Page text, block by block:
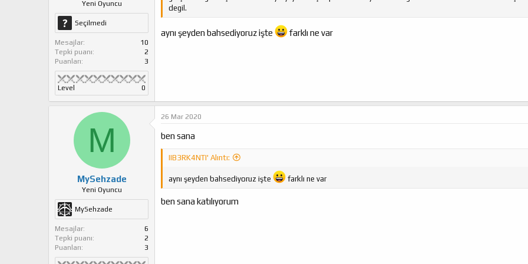
Yeni Oyuncu
Seçilmedi
Mesajlar
10
Tepki puanı
2
Puanları
3
Level 0
degil.
aynı şeyden bahsediyoruz işte farklı ne var
M
MySehzade
Yeni Oyuncu
MySehzade
Mesajlar
6
Tepki puanı
2
Puanları
3
26 Mar 2020
ben sana
IIB3RK4NTI' Alıntı:
aynı şeyden bahsediyoruz işte farklı ne var
ben sana katılıyorum